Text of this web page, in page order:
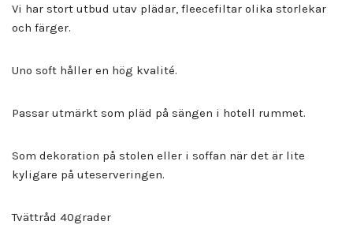
Vi har stort utbud utav plädar, fleecefiltar olika storlekar
och färger.
Uno soft håller en hög kvalité.
Passar utmärkt som pläd på sängen i hotell rummet.
Som dekoration på stolen eller i soffan när det är lite
kyligare på uteserveringen.
Tvättråd 40grader